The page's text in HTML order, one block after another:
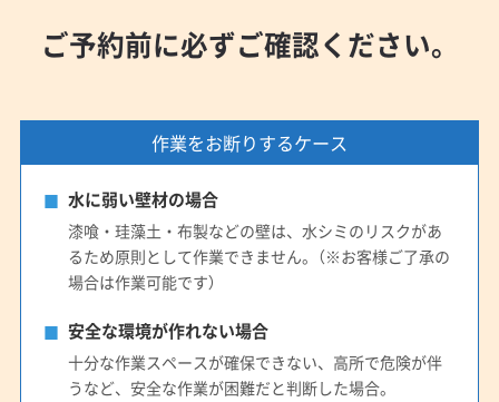
ご予約前に必ずご確認ください。
作業をお断りするケース
水に弱い壁材の場合
漆喰・珪藻土・布製などの壁は、水シミのリスクがあ
るため原則として作業できません。（※お客様ご了承の
場合は作業可能です）
安全な環境が作れない場合
十分な作業スペースが確保できない、高所で危険が伴
うなど、安全な作業が困難だと判断した場合。